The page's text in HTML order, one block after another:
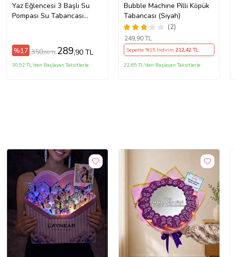
Yaz Eğlencesi 3 Başlı Su
Pompası Su Tabancası
50 cm.
%17 350,00 TL 289,90 TL
30,92 TL'den Başlayan Taksitlerle
Bubble Machine Pilli Köpük
Tabancası (Siyah)
(2)
249,90 TL
Sepette %15 İndirim 212,42 TL
22,65 TL'den Başlayan Taksitlerle